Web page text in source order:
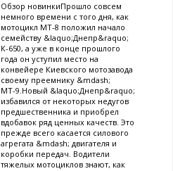
Обзор новинкиПрошло совсем
немного времени с того дня, как
мотоцикл МТ-8 положил начало
семейству &laquo;Днепр&raquo;
К-650, а уже в конце прошлого
года он уступил место на
конвейере Киевского мотозавода
своему преемнику &mdash;
МТ-9.Новый &laquo;Днепр&raquo;
избавился от некоторых недугов
предшественника и приобрел
вдобавок ряд ценных качеств. Это
прежде всего касается силового
агрегата &mdash; двигателя и
коробки передач. Водители
тяжелых мотоциклов знают, как